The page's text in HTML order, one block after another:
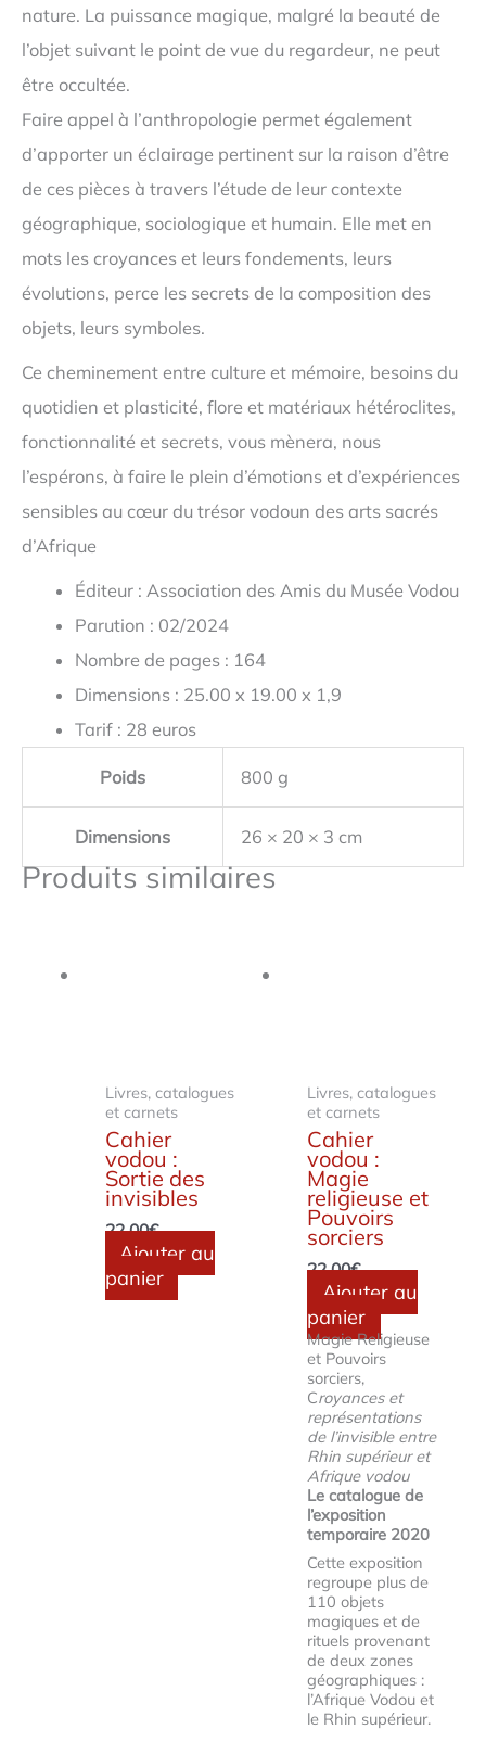
nature. La puissance magique, malgré la beauté de
l’objet suivant le point de vue du regardeur, ne peut
être occultée.
Faire appel à l’anthropologie permet également
d’apporter un éclairage pertinent sur la raison d’être
de ces pièces à travers l’étude de leur contexte
géographique, sociologique et humain. Elle met en
mots les croyances et leurs fondements, leurs
évolutions, perce les secrets de la composition des
objets, leurs symboles.
Ce cheminement entre culture et mémoire, besoins du
quotidien et plasticité, flore et matériaux hétéroclites,
fonctionnalité et secrets, vous mènera, nous
l’espérons, à faire le plein d’émotions et d’expériences
sensibles au cœur du trésor vodoun des arts sacrés
d’Afrique
Éditeur : Association des Amis du Musée Vodou
Parution : 02/2024
Nombre de pages : 164
Dimensions : 25.00 x 19.00 x 1,9
Tarif : 28 euros
Poids 800 g
Dimensions 26 × 20 × 3 cm
Produits similaires
Livres, catalogues
et carnets
Cahier
vodou :
Sortie des
invisibles
22.00€
Ajouter au
panier
Livres, catalogues
et carnets
Cahier
vodou :
Magie
religieuse et
Pouvoirs
sorciers
22.00€
Ajouter au
panier
Magie Religieuse
et Pouvoirs
sorciers,
Croyances et
représentations
de l’invisible entre
Rhin supérieur et
Afrique vodou
Le catalogue de
l’exposition
temporaire 2020
Cette exposition
regroupe plus de
110 objets
magiques et de
rituels provenant
de deux zones
géographiques :
l’Afrique Vodou et
le Rhin supérieur.